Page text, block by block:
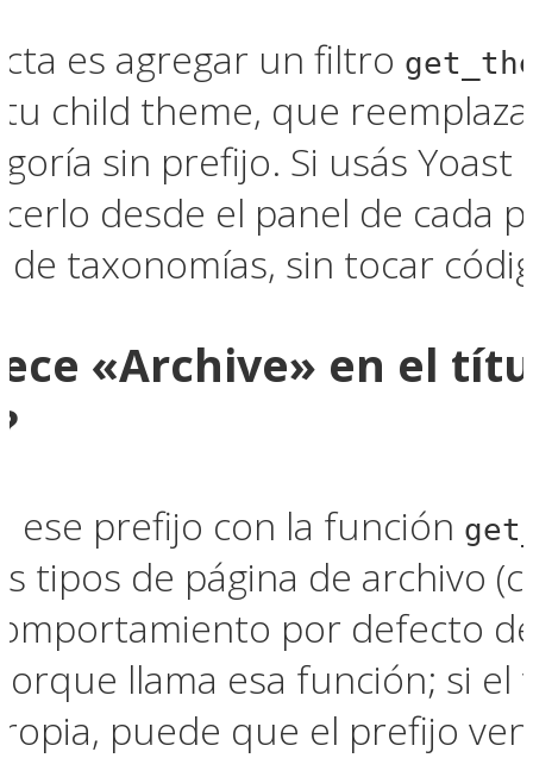
es agregar un filtro
child theme, que
sin prefijo. Si usás Yoast
desde el panel de cada
taxonomías, sin tocar
«Archive» en el
ese prefijo con la función
tipos de página de archivo
por defecto
llama esa función; si el
puede que el prefijo